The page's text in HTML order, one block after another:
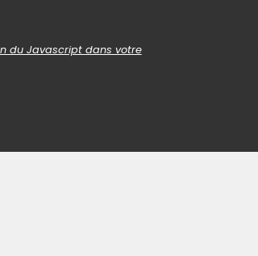
du Javascript dans votre